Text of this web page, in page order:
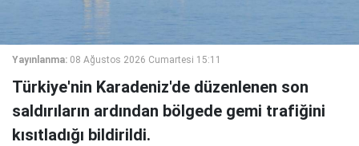
Yayınlanma: 08 Ağustos 2026 Cumartesi 15:11
Türkiye'nin Karadeniz'de düzenlenen son
saldırıların ardından bölgede gemi trafiğini
kısıtladığı bildirildi.